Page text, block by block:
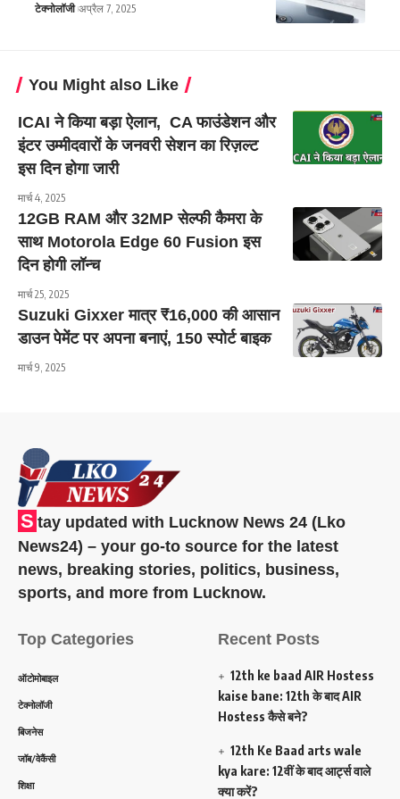
टेक्नोलॉजी अप्रैल 7, 2025
You Might also Like
ICAI ने किया बड़ा ऐलान, CA फाउंडेशन और
इंटर उम्मीदवारों के जनवरी सेशन का रिज़ल्ट
इस दिन होगा जारी
मार्च 4, 2025
12GB RAM और 32MP सेल्फी कैमरा के
साथ Motorola Edge 60 Fusion इस
दिन होगी लॉन्च
मार्च 25, 2025
Suzuki Gixxer मात्र ₹16,000 की आसान
डाउन पेमेंट पर अपना बनाएं, 150 स्पोर्ट बाइक
मार्च 9, 2025
S tay updated with Lucknow News 24 (Lko
News24) – your go-to source for the latest
news, breaking stories, politics, business,
sports, and more from Lucknow.
Top Categories
ऑटोमोबाइल
टेक्नोलॉजी
बिजनेस
जॉब/वेकैंसी
शिक्षा
Recent Posts
12th ke baad AIR Hostess
kaise bane: 12th के बाद AIR
Hostess कैसे बने?
12th Ke Baad arts wale
kya kare: 12वीं के बाद आर्ट्स वाले
क्या करें?